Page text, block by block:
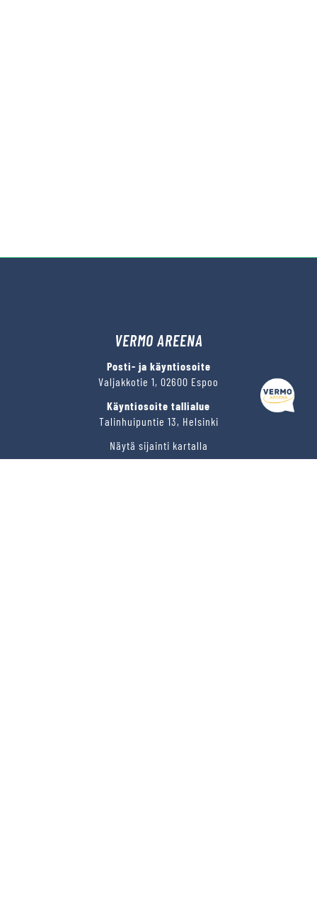
VERMO AREENA
Posti- ja käyntiosoite
Valjakkotie 1, 02600 Espoo
Käyntiosoite tallialue
Talinhuipuntie 13, Helsinki
Näytä sijainti kartalla